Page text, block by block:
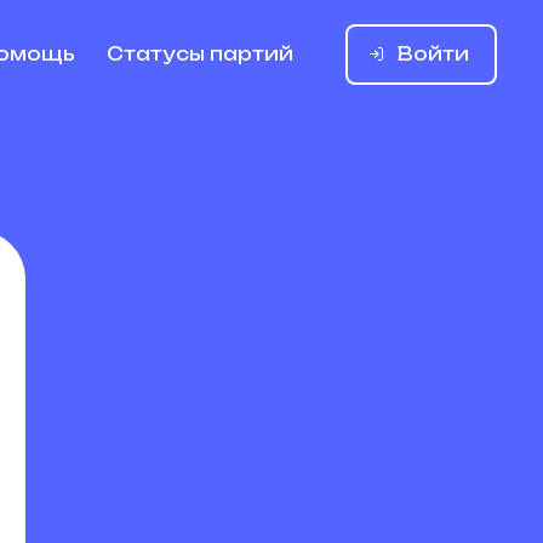
Статусы партий Войти